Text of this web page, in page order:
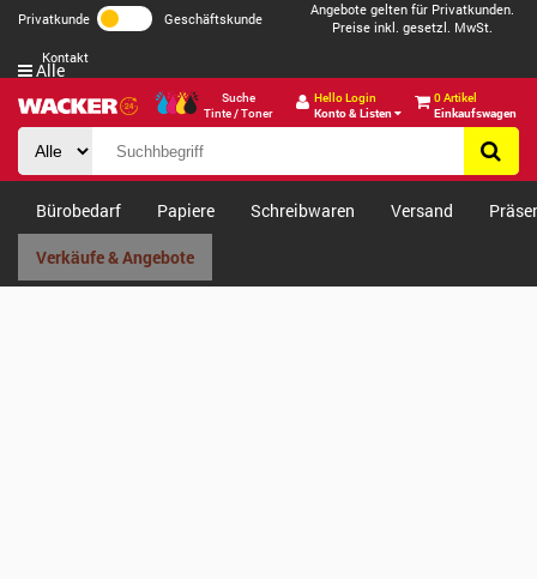
Privatkunde Geschäftskunde
Angebote gelten für Privatkunden.
Preise inkl. gesetzl. MwSt.
Kontakt
Suche
Tinte / Toner
Hello Login
Konto & Listen
0 Artikel
Einkaufswagen
Alle
Bürobedarf Papiere Schreibwaren Versand
Verkäufe & Angebote